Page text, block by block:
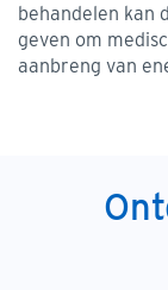
behandelen kan
geven om
aanbreng van